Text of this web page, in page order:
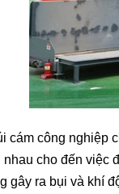
cám công nghiệp
cho đến việc
gây ra bụi và khí